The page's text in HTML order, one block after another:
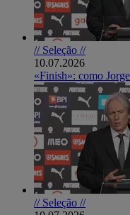
// Seleção //
10.07.2026
«Finish»: como
// Seleção //